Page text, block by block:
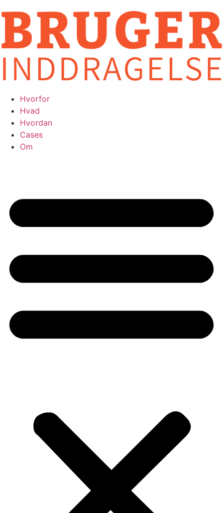
til
indhold
Hvorfor
Hvad
Hvordan
Cases
Om